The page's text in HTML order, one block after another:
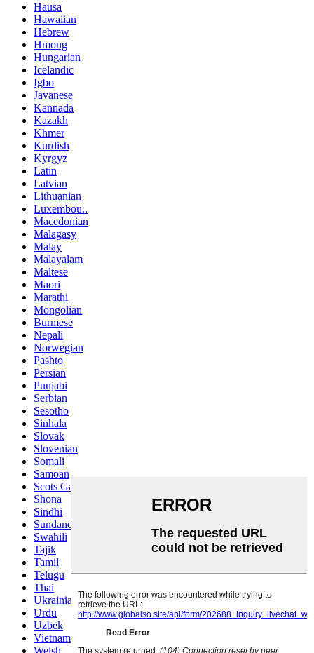
Hausa
Hawaiian
Hebrew
Hmong
Hungarian
Icelandic
Igbo
Javanese
Kannada
Kazakh
Khmer
Kurdish
Kyrgyz
Latin
Latvian
Lithuanian
Luxembou..
Macedonian
Malagasy
Malay
Malayalam
Maltese
Maori
Marathi
Mongolian
Burmese
Nepali
Norwegian
Pashto
Persian
Punjabi
Serbian
Sesotho
Sinhala
Slovak
Slovenian
Somali
Samoan
Scots Gaelic
Shona
Sindhi
Sundanese
Swahili
Tajik
Tamil
Telugu
Thai
Ukrainian
Urdu
Uzbek
Vietnamese